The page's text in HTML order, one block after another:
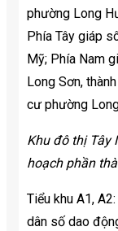
phường Long
Phía Tây giáp
Mỹ; Phía Nam
Long Sơn,
cư phường
Khu đô thị Tây
hoạch phần
Tiểu khu A1,
dân số dao